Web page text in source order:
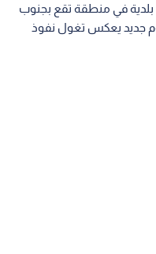
بلدية في منطقة تقع بجنوب
جديد يعكس تغول نفوذ